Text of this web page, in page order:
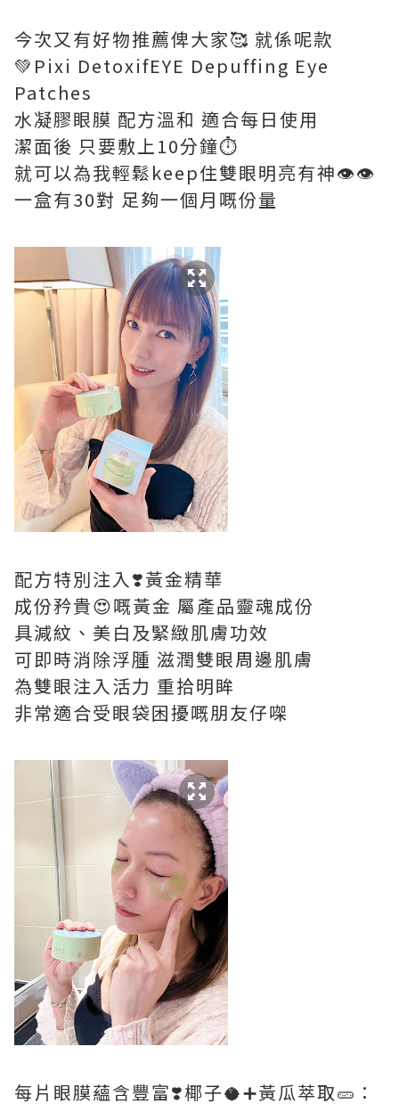
今次又有好物推薦俾大家🥰 就係呢款
💚Pixi DetoxifEYE Depuffing Eye
Patches
水凝膠眼膜 配方溫和 適合每日使用
潔面後 只要敷上10分鐘⏱️
就可以為我輕鬆keep住雙眼明亮有神👁️👁️
一盒有30對 足夠一個月嘅份量
配方特別注入❣️黃金精華
成份矜貴😍嘅黃金 屬產品靈魂成份
具減紋、美白及緊緻肌膚功效
可即時消除浮腫 滋潤雙眼周邊肌膚
為雙眼注入活力 重拾明眸
非常適合受眼袋困擾嘅朋友仔㗎
每片眼膜蘊含豐富❣️椰子🥥➕黃瓜萃取🥒：